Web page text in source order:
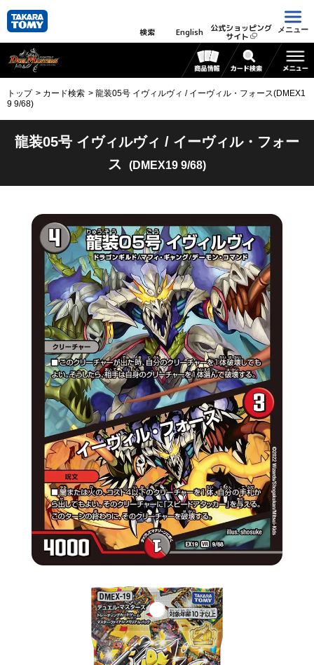
検索 English 公式ショッピング
サイト
メニュー
トップ カード検索
龍装05号 イヴィルヴィ / イーヴィル・フォース(DMEX1
9 9/68)
龍装05号 イヴィルヴィ / イーヴィル・フォー
ス
(DMEX19 9/68)